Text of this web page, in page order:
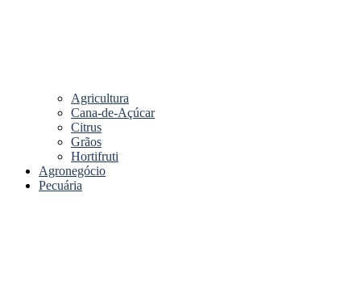
Agricultura
Cana-de-Açúcar
Citrus
Grãos
Hortifruti
Agronegócio
Pecuária